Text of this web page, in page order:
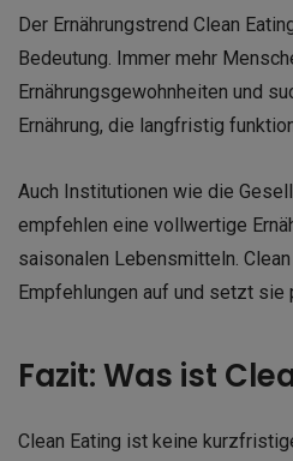
Der Ernährungstrend Clean
Bedeutung. Immer mehr
Ernährungsgewohnheiten und
Ernährung, die langfristig
Auch Institutionen wie die
empfehlen eine vollwertige
saisonalen Lebensmitteln.
Empfehlungen auf und setzt sie
Fazit: Was ist
Clean Eating ist keine